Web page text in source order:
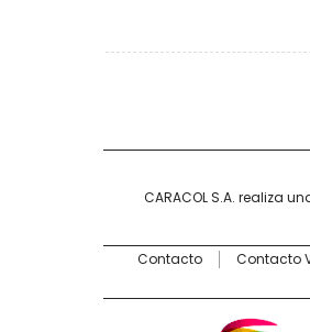
CARACOL S.A. realiza
Contacto Contacto